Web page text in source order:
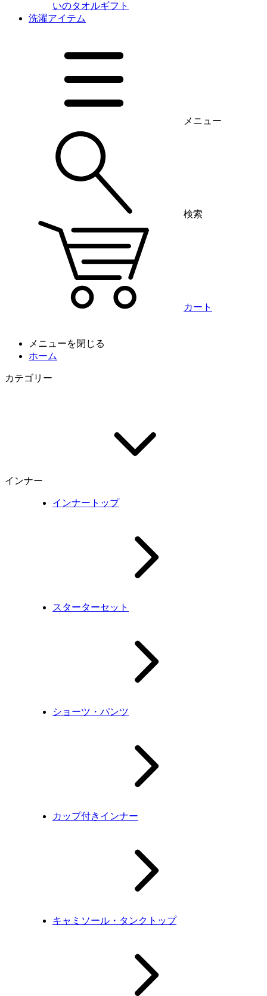
いのタオルギフト
洗濯アイテム
メニュー
検索
カート
メニューを閉じる
ホーム
カテゴリー
インナー
インナートップ
スターターセット
ショーツ・パンツ
カップ付きインナー
キャミソール・タンクトップ